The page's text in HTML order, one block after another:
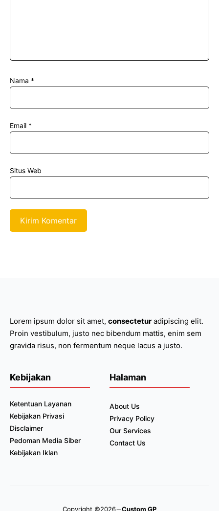
Nama *
Email *
Situs Web
Lorem ipsum dolor sit amet, consectetur adipiscing elit.
Proin vestibulum, justo nec bibendum mattis, enim sem
gravida risus, non fermentum neque lacus a justo.
Kebijakan
Ketentuan Layanan
Kebijakan Privasi
Disclaimer
Pedoman Media Siber
Kebijakan Iklan
Halaman
About Us
Privacy Policy
Our Services
Contact Us
Copyright ©2026 Custom GP